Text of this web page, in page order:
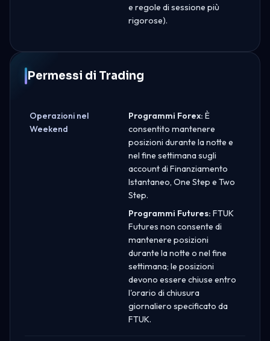
e regole di sessione più
rigorose).
Permessi di Trading
Operazioni nel
Weekend
Programmi Forex: È
consentito mantenere
posizioni durante la notte e
nel fine settimana sugli
account di Finanziamento
Istantaneo, One Step e Two
Step.
Programmi Futures: FTUK
Futures non consente di
mantenere posizioni
durante la notte o nel fine
settimana; le posizioni
devono essere chiuse entro
l'orario di chiusura
giornaliero specificato da
FTUK.